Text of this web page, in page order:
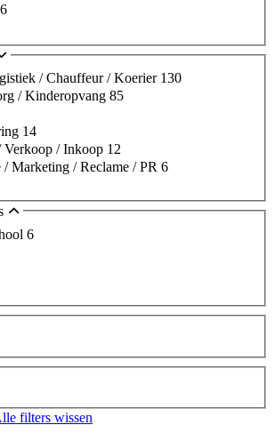
6
/ Chauffeur / Koerier 130
/ Kinderopvang 85
14
Verkoop / Inkoop 12
/ Marketing / Reclame / PR 6
6
filters wissen